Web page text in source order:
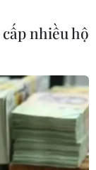
nhiều hộ